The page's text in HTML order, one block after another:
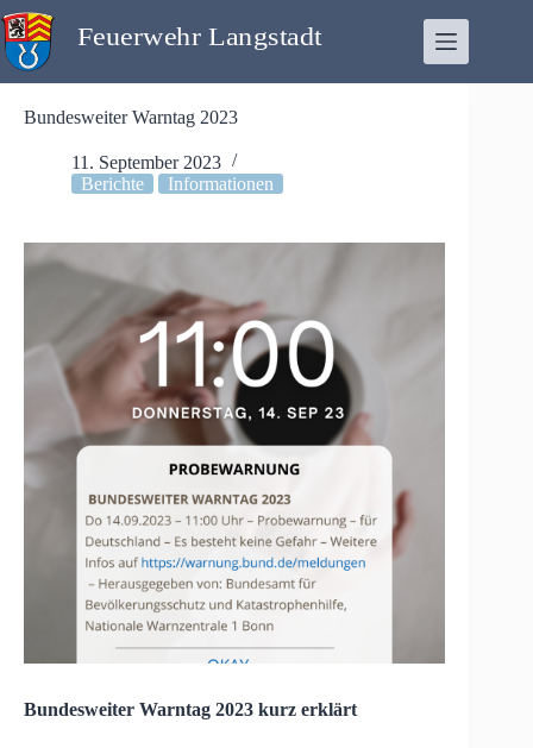
Zum
Inhalt
springen
Bundesweiter Warntag 2023
11. September 2023
Berichte
Informationen
Bundesweiter Warntag 2023 kurz erklärt